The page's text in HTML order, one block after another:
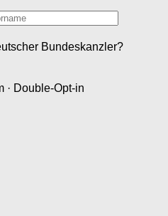
Bundeskanzler?
· Double-Opt-in